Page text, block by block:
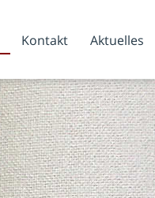
Kontakt Aktuelles